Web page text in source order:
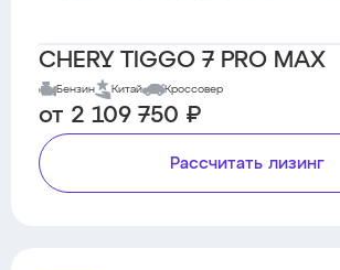
CHERY TIGGO 7 PRO MAX
Бензин Китай Кроссовер
от 2 109 750 ₽
Рассчитать лизинг